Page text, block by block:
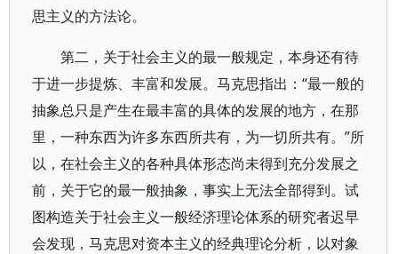
思主义的方法论。
第二，关于社会主义的最一般规定，本身还有待
于进一步提炼、丰富和发展。马克思指出：“最一般的
抽象总只是产生在最丰富的具体的发展的地方，在那
里，一种东西为许多东西所共有，为一切所共有。”所
以，在社会主义的各种具体形态尚未得到充分发展之
前，关于它的最一般抽象，事实上无法全部得到。试
图构造关于社会主义一般经济理论体系的研究者迟早
会发现，马克思对资本主义的经典理论分析，以对象